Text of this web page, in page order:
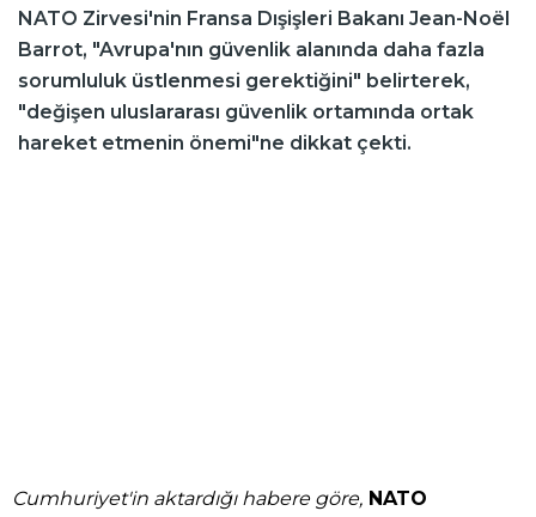
NATO Zirvesi'nin Fransa Dışişleri Bakanı Jean-Noël
Barrot, "Avrupa'nın güvenlik alanında daha fazla
sorumluluk üstlenmesi gerektiğini" belirterek,
"değişen uluslararası güvenlik ortamında ortak
hareket etmenin önemi"ne dikkat çekti.
Cumhuriyet'in aktardığı habere göre, NATO